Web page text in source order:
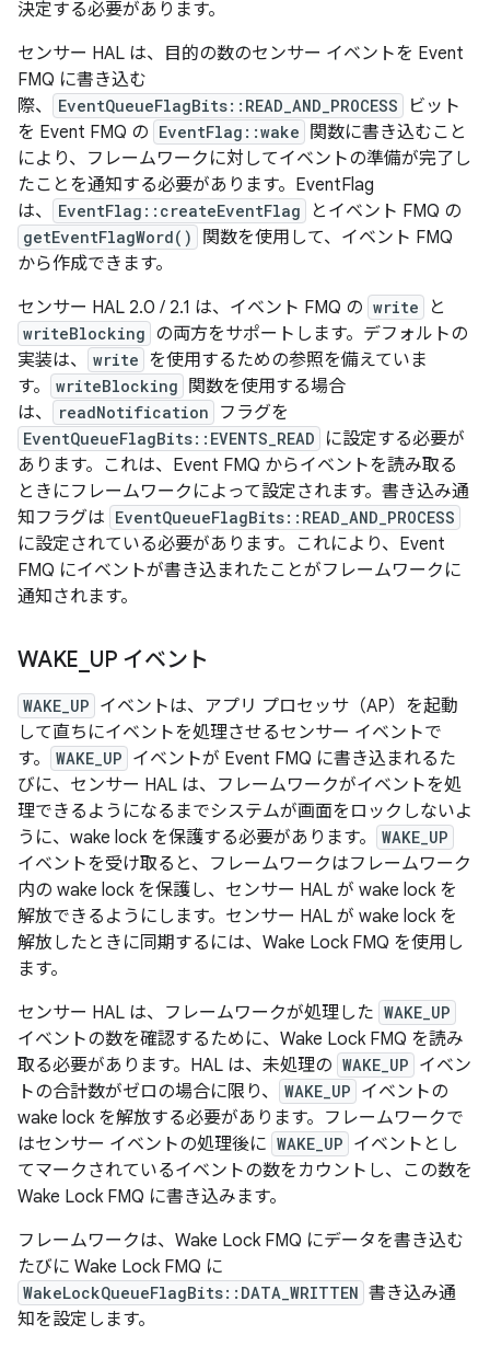
決定する必要があります。
センサー HAL は、目的の数のセンサー イベントを Event
FMQ に書き込む
際、
EventQueueFlagBits::READ_AND_PROCESS
ビット
を Event FMQ の EventFlag::wake
関数に書き込むこと
により、フレームワークに対してイベントの準備が完了し
たことを通知する必要があります。EventFlag
は、
EventFlag::createEventFlag とイベント FMQ の
getEventFlagWord()
関数を使用して、イベント FMQ
から作成できます。
センサー HAL 2.0 / 2.1 は、イベント FMQ の write と
writeBlocking の両方をサポートします。デフォルトの
実装は、
write を使用するための参照を備えていま
す。
writeBlocking
関数を使用する場合
は、
readNotification フラグを
EventQueueFlagBits::EVENTS_READ
に設定する必要が
あります。これは、Event FMQ からイベントを読み取る
ときにフレームワークによって設定されます。書き込み通
知フラグは EventQueueFlagBits::READ_AND_PROCESS
に設定されている必要があります。これにより、Event
FMQ にイベントが書き込まれたことがフレームワークに
通知されます。
WAKE UP イベント
WAKE_UP イベントは、アプリ プロセッサ（AP）を起動
して直ちにイベントを処理させるセンサー イベントで
す。
WAKE_UP イベントが Event FMQ に書き込まれるた
びに、センサー HAL は、フレームワークがイベントを処
理できるようになるまでシステムが画面をロックしないよ
うに、wake lock を保護する必要があります。
WAKE_UP
イベントを受け取ると、フレームワークはフレームワーク
内の wake lock を保護し、センサー HAL が wake lock を
解放できるようにします。センサー HAL が wake lock を
解放したときに同期するには、Wake Lock FMQ を使用し
ます。
センサー HAL は、フレームワークが処理した WAKE_UP
イベントの数を確認するために、Wake Lock FMQ を読み
取る必要があります。HAL は、未処理の WAKE_UP イベン
トの合計数がゼロの場合に限り、
WAKE_UP イベントの
wake lock を解放する必要があります。フレームワークで
はセンサー イベントの処理後に WAKE_UP イベントとし
てマークされているイベントの数をカウントし、この数を
Wake Lock FMQ に書き込みます。
フレームワークは、Wake Lock FMQ にデータを書き込む
たびに Wake Lock FMQ に
WakeLockQueueFlagBits::DATA_WRITTEN 書き込み通
知を設定します。